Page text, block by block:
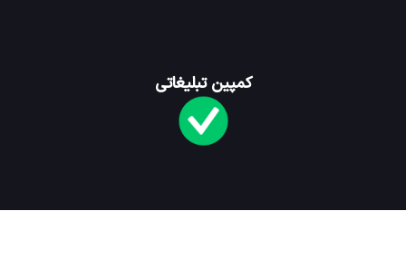
کمپین تبلیغاتی